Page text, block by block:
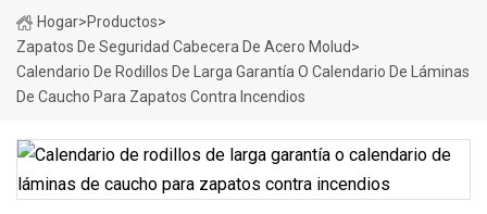
Hogar>Productos>
Zapatos De Seguridad Cabecera De Acero Molud>
Calendario De Rodillos De Larga Garantía O Calendario De Láminas
De Caucho Para Zapatos Contra Incendios